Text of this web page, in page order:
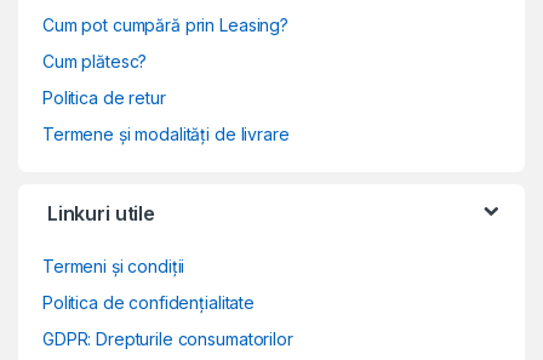
Cum pot cumpără prin Leasing?
Cum plătesc?
Politica de retur
Termene și modalități de livrare
Linkuri utile
Termeni și condiții
Politica de confidențialitate
GDPR: Drepturile consumatorilor